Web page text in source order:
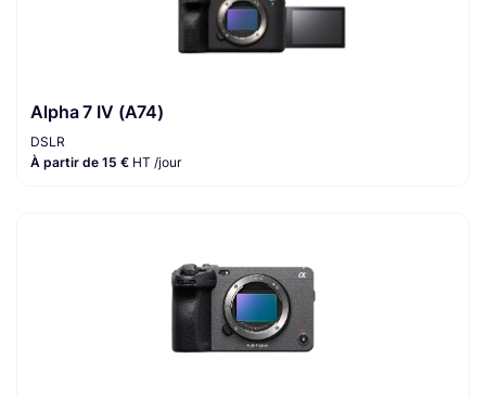
Alpha 7 IV (A74)
DSLR
À partir de 15 € HT /jour